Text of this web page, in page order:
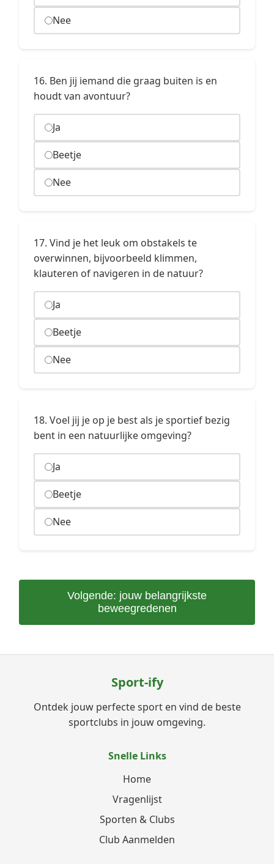
Nee
16. Ben jij iemand die graag buiten is en
houdt van avontuur?
Ja
Beetje
Nee
17. Vind je het leuk om obstakels te
overwinnen, bijvoorbeeld klimmen,
klauteren of navigeren in de natuur?
Ja
Beetje
Nee
18. Voel jij je op je best als je sportief bezig
bent in een natuurlijke omgeving?
Ja
Beetje
Nee
Volgende: jouw belangrijkste
beweegredenen
Sport-ify
Ontdek jouw perfecte sport en vind de beste
sportclubs in jouw omgeving.
Snelle Links
Home
Vragenlijst
Sporten & Clubs
Club Aanmelden